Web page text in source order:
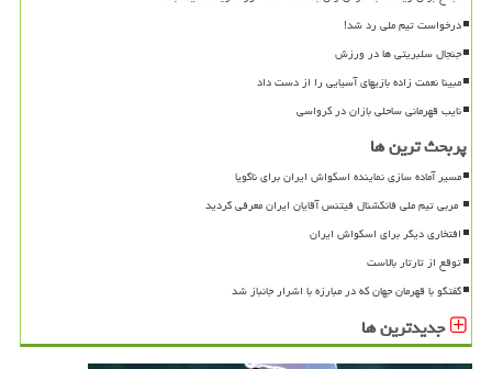
درخواست تیم ملی رد شد!
جنجال سلبریتی ها در ورزش
مبینا نعمت زاده بازیهای آسیایی را از دست داد
نایب قهرمانی ساحلی بازان در کرواسی
پربحث ترین ها
مسیر آماده سازی نماینده اسکواش ایران برای ناگویا
افتخاری دیگر برای اسکواش ایران
توقع از تارتار بالاست
گفتگو با قهرمان جهان که در مبارزه با اشرار جانباز شد
جدیدترین ها